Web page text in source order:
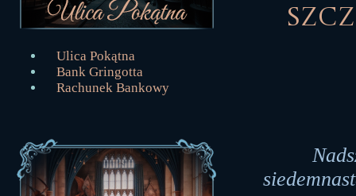
Ulica Pokątna
Bank Gringotta
Rachunek Bankowy